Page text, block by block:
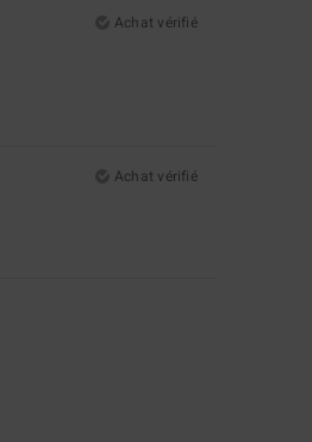
Achat vérifié
Achat vérifié